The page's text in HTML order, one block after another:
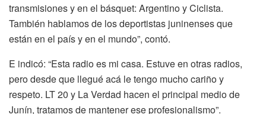
transmisiones y en el básquet: Argentino y Ciclista.
También hablamos de los deportistas juninenses que
están en el país y en el mundo”, contó.
E indicó: “Esta radio es mi casa. Estuve en otras radios,
pero desde que llegué acá le tengo mucho cariño y
respeto. LT 20 y La Verdad hacen el principal medio de
Junín, tratamos de mantener ese profesionalismo”.